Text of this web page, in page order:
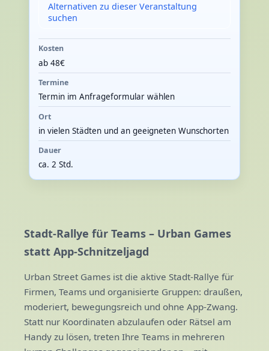
Stadt-Rallye für Teams – Urban Games
statt App-Schnitzeljagd
Urban Street Games ist die aktive Stadt-Rallye für
Firmen, Teams und organisierte Gruppen: draußen,
moderiert, bewegungsreich und ohne App-Zwang.
Statt nur Koordinaten abzulaufen oder Rätsel am
Handy zu lösen, treten Ihre Teams in mehreren
Alternativen zu dieser Veranstaltung
suchen
Kosten
ab 48€
Termine
Termin im Anfrageformular wählen
Ort
in vielen Städten und an geeigneten Wunschorten
Dauer
ca. 2 Std.